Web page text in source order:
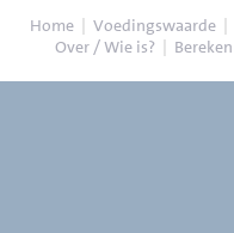
Home | Voedingswaarde |
Over / Wie is? | Bereken